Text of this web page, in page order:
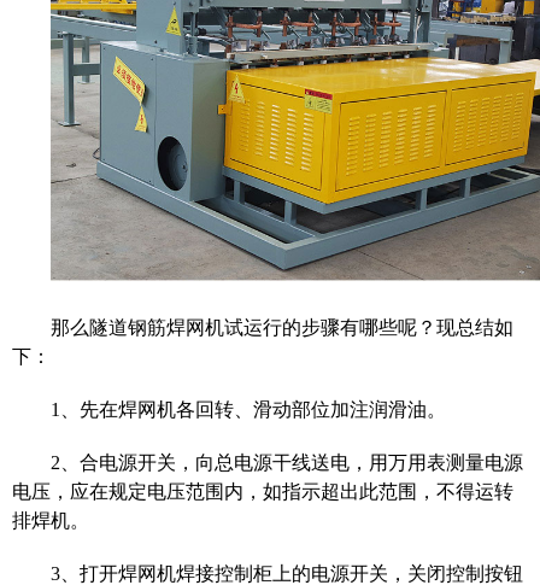
那么隧道钢筋焊网机试运行的步骤有哪些呢？现总结如
下：
1 先在焊网机各回转、滑动部位加注润滑油。
2
合电源开关，向总电源干线送电，用万用表测量电源
电压，应在规定电压范围内，如指示超出此范围，不得运转
排焊机。
3、 打开焊网机焊接控制柜上的电源开关，关闭控制按钮